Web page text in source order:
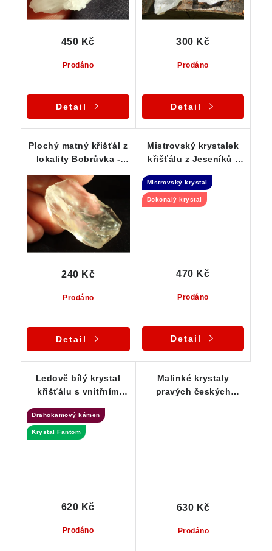
Prodáno
450 Kč
Detail
Prodáno
300 Kč
Detail
Plochý matný křišťál z
lokality Bobrůvka -
Prodáno
240 Kč
Detail
Mistrovský krystalek
křišťálu z Jeseníků -
Mistrovský krystal
Dokonalý krystal
Prodáno
470 Kč
Detail
Ledově bílý krystal
křišťálu s vnitřním
Drahokamový kámen
Krystal Fantom
Prodáno
620 Kč
Malinké krystaly
pravých českých
Prodáno
630 Kč